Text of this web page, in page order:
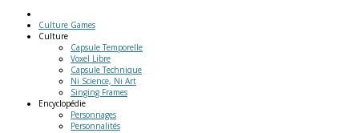
Culture Games
Culture
Capsule Temporelle
Voxel Libre
Capsule Technique
Ni Science, Ni Art
Singing Frames
Encyclopédie
Personnages
Personnalités